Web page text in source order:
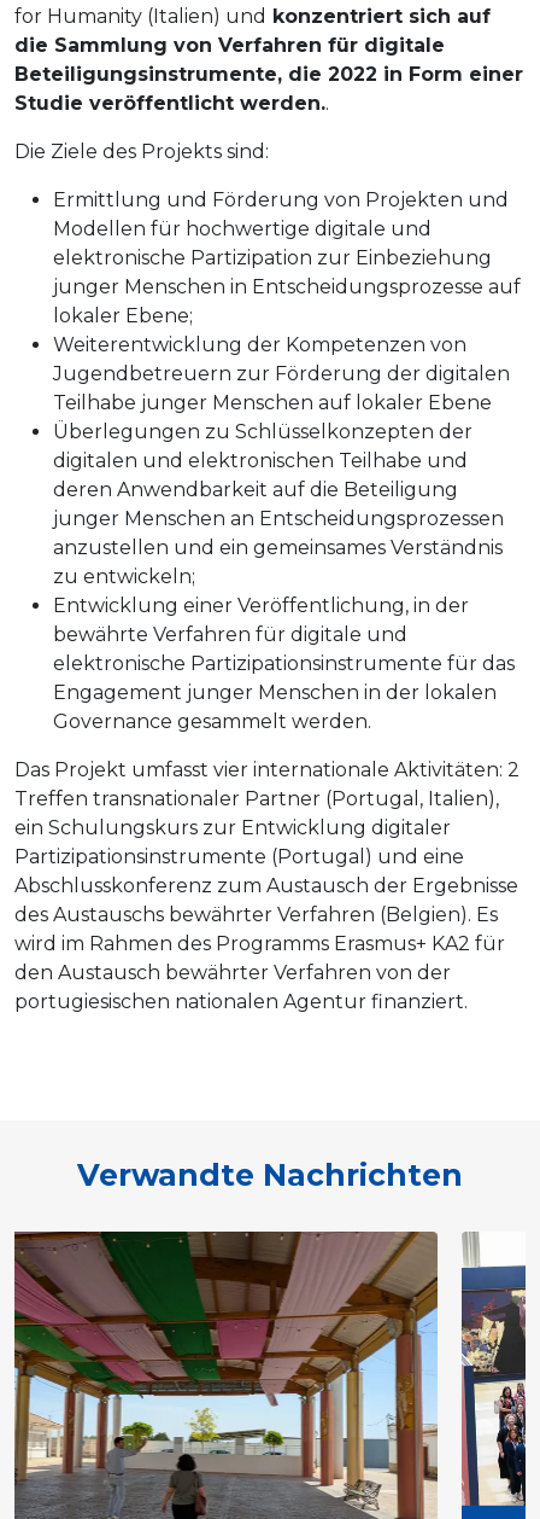
for Humanity (Italien) und konzentriert sich auf
die Sammlung von Verfahren für digitale
Beteiligungsinstrumente, die 2022 in Form einer
Studie veröffentlicht werden..
Die Ziele des Projekts sind:
Ermittlung und Förderung von Projekten und
Modellen für hochwertige digitale und
elektronische Partizipation zur Einbeziehung
junger Menschen in Entscheidungsprozesse auf
lokaler Ebene;
Weiterentwicklung der Kompetenzen von
Jugendbetreuern zur Förderung der digitalen
Teilhabe junger Menschen auf lokaler Ebene
Überlegungen zu Schlüsselkonzepten der
digitalen und elektronischen Teilhabe und
deren Anwendbarkeit auf die Beteiligung
junger Menschen an Entscheidungsprozessen
anzustellen und ein gemeinsames Verständnis
zu entwickeln;
Entwicklung einer Veröffentlichung, in der
bewährte Verfahren für digitale und
elektronische Partizipationsinstrumente für das
Engagement junger Menschen in der lokalen
Governance gesammelt werden.
Das Projekt umfasst vier internationale Aktivitäten: 2
Treffen transnationaler Partner (Portugal, Italien),
ein Schulungskurs zur Entwicklung digitaler
Partizipationsinstrumente (Portugal) und eine
Abschlusskonferenz zum Austausch der Ergebnisse
des Austauschs bewährter Verfahren (Belgien). Es
wird im Rahmen des Programms Erasmus+ KA2 für
den Austausch bewährter Verfahren von der
portugiesischen nationalen Agentur finanziert.
Verwandte Nachrichten